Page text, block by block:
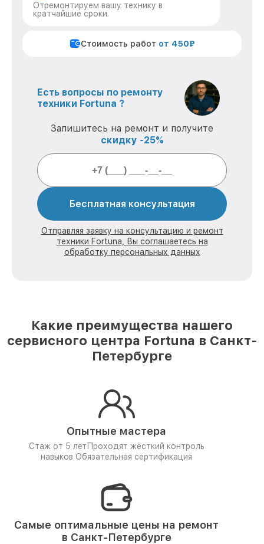
Отремонтируем вашу технику в
кратчайшие сроки.
Стоимость работ от 450₽
Есть вопросы по ремонту
техники Fortuna ?
Запишитесь на ремонт и получите
скидку -25%
Бесплатная консультация
Отправляя заявку на консультацию и ремонт
техники Fortuna, Вы соглашаетесь на
обработку персональных данных
Какие преимущества нашего
сервисного центра Fortuna в Санкт-
Петербурге
Опытные мастера
Стаж от 5 лет Проходят жёсткий контроль
навыков Обязательная сертификация
Самые оптимальные цены на ремонт
в Санкт-Петербурге